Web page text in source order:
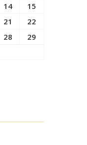
14
15
21
22
28
29